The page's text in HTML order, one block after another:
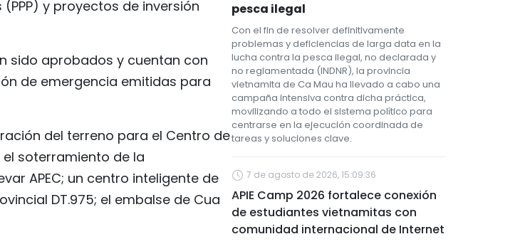
y proyectos de inversión
sido aprobados y cuentan con
de emergencia emitidas para
del terreno para el Centro de
el soterramiento de la
APEC; un centro inteligente de
DT.975; el embalse de Cua
pesca ilegal
Con el fin de resolver definitivamente
problemas y deficiencias de larga data en la
lucha contra la pesca ilegal, no declarada y
no reglamentada (INDNR), la provincia
vietnamita de Ca Mau ha llevado a cabo una
campaña intensiva contra dicha práctica,
movilizando a todo el sistema político para
centrarse en la ejecución coordinada de
tareas y soluciones clave.
7 de agosto de 2026, 15:09:36
APIE Camp 2026 fortalece conexión
de estudiantes vietnamitas con
comunidad internacional de Internet